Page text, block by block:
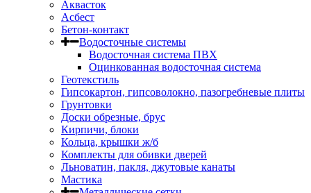
Аквасток
Асбест
Бетон-контакт
Водосточные системы
Водосточная система ПВХ
Оцинкованная водосточная система
Геотекстиль
Гипсокартон, гипсоволокно, пазогребневые плиты
Грунтовки
Доски обрезные, брус
Кирпичи, блоки
Кольца, крышки ж/б
Комплекты для обивки дверей
Льноватин, пакля, джутовые канаты
Мастика